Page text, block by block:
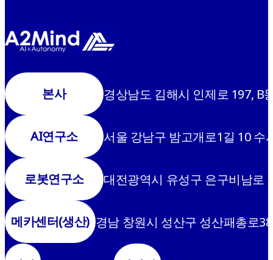
본사 경상남도 김해시 인제로 197, B
AI연구소 서울 강남구 밤고개로1길 10 수
로봇연구소 대전광역시 유성구 은구비남로
메카센터(생산) 경남 창원시 성산구 성산패총로